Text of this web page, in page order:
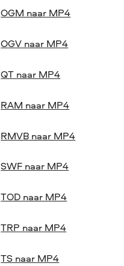
OGM naar MP4
OGV naar MP4
QT naar MP4
RAM naar MP4
RMVB naar MP4
SWF naar MP4
TOD naar MP4
TRP naar MP4
TS naar MP4